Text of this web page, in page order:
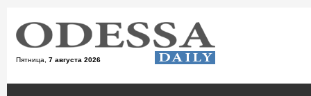
Пятница, 7 августа 2026